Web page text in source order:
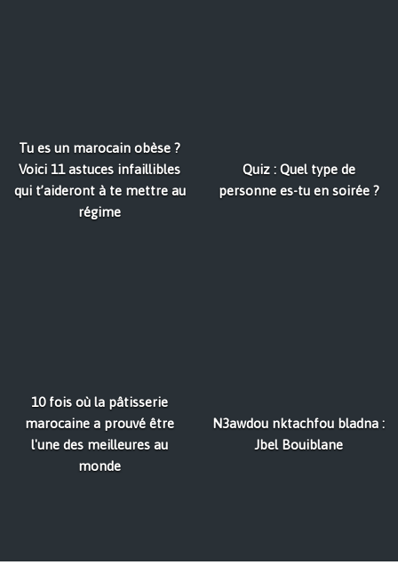
Tu es un marocain obèse ?
Voici 11 astuces infaillibles
qui t’aideront à te mettre au
régime
Quiz : Quel type de
personne es-tu en soirée ?
10 fois où la pâtisserie
marocaine a prouvé être
l'une des meilleures au
monde
N3awdou nktachfou bladna :
Jbel Bouiblane